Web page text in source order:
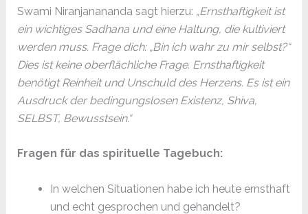
Swami Niranjanananda sagt hierzu: „Ernsthaftigkeit ist
ein wichtiges Sadhana und eine Haltung, die kultiviert
werden muss. Frage dich: „Bin ich wahr zu mir selbst?“
Dies ist keine oberflächliche Frage. Ernsthaftigkeit
benötigt Reinheit und Unschuld des Herzens. Es ist ein
Ausdruck der bedingungslosen Existenz, Shiva,
SELBST, Bewusstsein.“
Fragen für das spirituelle Tagebuch:
In welchen Situationen habe ich heute ernsthaft
und echt gesprochen und gehandelt?